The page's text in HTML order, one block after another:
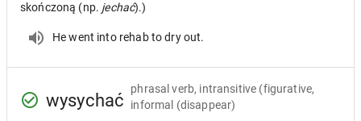
skończoną (np. jechać).)
He went into rehab to dry out.
wysychać
phrasal verb, intransitive (figurative,
informal (disappear)